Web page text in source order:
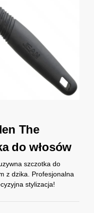
The
do włosów
szczotka do
z dzika. Profesjonalna
stylizacja!